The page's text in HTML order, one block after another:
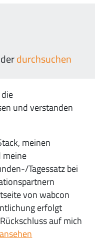
durchsuchen
und verstanden
meinen
meine
Tagessatz bei
von wabcon
erfolgt
auf mich